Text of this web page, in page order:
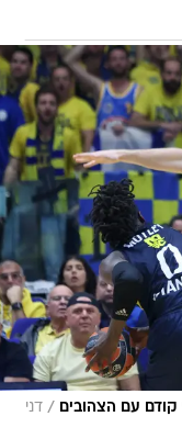
עם הצהובים / דני